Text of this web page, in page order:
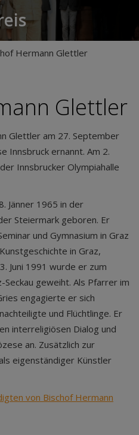
Hermann Glettler
Glettler
Glettler am 27. September
Innsbruck ernannt. Am 2.
Innsbrucker Olympiahalle
Jänner 1965 in der
Steiermark geboren. Er
und Gymnasium in Graz
in Graz,
Juni 1991 wurde er zum
geweiht. Als Pfarrer im
engagierte er sich
und Flüchtlinge. Er
interreligiösen Dialog und
an. Zusätzlich zur
eigenständiger Künstler
von Bischof Hermann